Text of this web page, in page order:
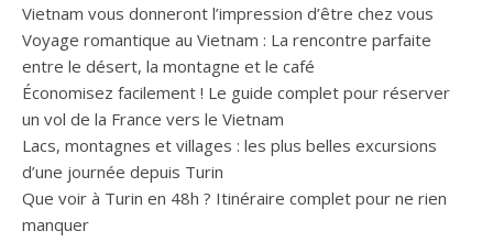
Vietnam vous donneront l’impression d’être chez vous
Voyage romantique au Vietnam : La rencontre parfaite
entre le désert, la montagne et le café
Économisez facilement ! Le guide complet pour réserver
un vol de la France vers le Vietnam
Lacs, montagnes et villages : les plus belles excursions
d’une journée depuis Turin
Que voir à Turin en 48h ? Itinéraire complet pour ne rien
manquer